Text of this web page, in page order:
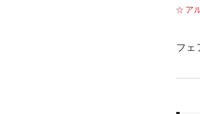
ア
フェ